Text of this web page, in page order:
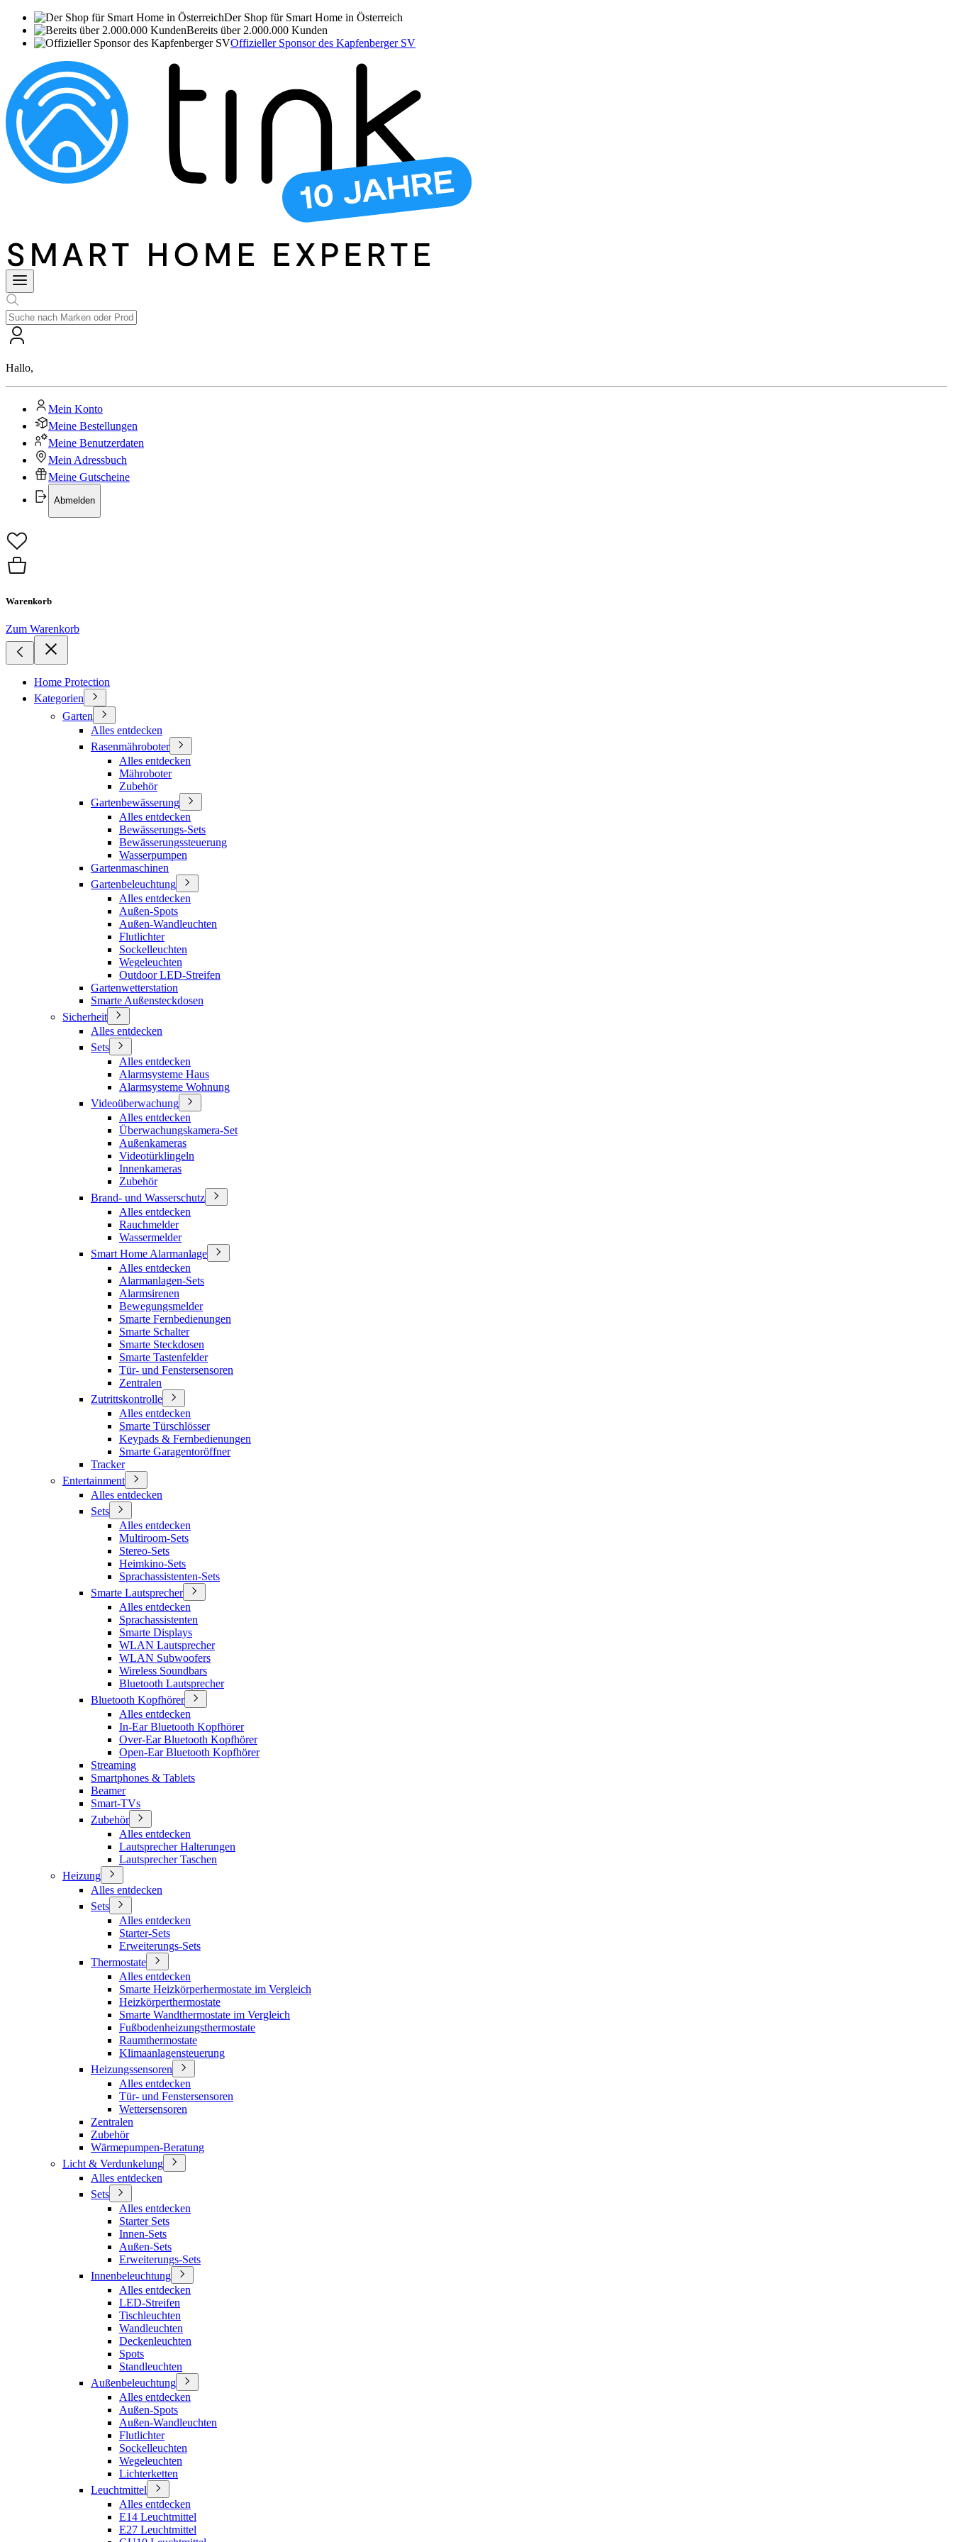
Der Shop für Smart Home in Österreich
Bereits über 2.000.000 Kunden
Offizieller Sponsor des Kapfenberger SV
Hallo,
Mein Konto
Meine Bestellungen
Meine Benutzerdaten
Mein Adressbuch
Meine Gutscheine
Abmelden
Warenkorb
Zum Warenkorb
Home Protection
Kategorien
Garten
Alles entdecken
Rasenmähroboter
Alles entdecken
Mähroboter
Zubehör
Gartenbewässerung
Alles entdecken
Bewässerungs-Sets
Bewässerungssteuerung
Wasserpumpen
Gartenmaschinen
Gartenbeleuchtung
Alles entdecken
Außen-Spots
Außen-Wandleuchten
Flutlichter
Sockelleuchten
Wegeleuchten
Outdoor LED-Streifen
Gartenwetterstation
Smarte Außensteckdosen
Sicherheit
Alles entdecken
Sets
Alles entdecken
Alarmsysteme Haus
Alarmsysteme Wohnung
Videoüberwachung
Alles entdecken
Überwachungskamera-Set
Außenkameras
Videotürklingeln
Innenkameras
Zubehör
Brand- und Wasserschutz
Alles entdecken
Rauchmelder
Wassermelder
Smart Home Alarmanlage
Alles entdecken
Alarmanlagen-Sets
Alarmsirenen
Bewegungsmelder
Smarte Fernbedienungen
Smarte Schalter
Smarte Steckdosen
Smarte Tastenfelder
Tür- und Fenstersensoren
Zentralen
Zutrittskontrolle
Alles entdecken
Smarte Türschlösser
Keypads & Fernbedienungen
Smarte Garagentoröffner
Tracker
Entertainment
Alles entdecken
Sets
Alles entdecken
Multiroom-Sets
Stereo-Sets
Heimkino-Sets
Sprachassistenten-Sets
Smarte Lautsprecher
Alles entdecken
Sprachassistenten
Smarte Displays
WLAN Lautsprecher
WLAN Subwoofers
Wireless Soundbars
Bluetooth Lautsprecher
Bluetooth Kopfhörer
Alles entdecken
In-Ear Bluetooth Kopfhörer
Over-Ear Bluetooth Kopfhörer
Open-Ear Bluetooth Kopfhörer
Streaming
Smartphones & Tablets
Beamer
Smart-TVs
Zubehör
Alles entdecken
Lautsprecher Halterungen
Lautsprecher Taschen
Heizung
Alles entdecken
Sets
Alles entdecken
Starter-Sets
Erweiterungs-Sets
Thermostate
Alles entdecken
Smarte Heizkörperhermostate im Vergleich
Heizkörperthermostate
Smarte Wandthermostate im Vergleich
Fußbodenheizungsthermostate
Raumthermostate
Klimaanlagensteuerung
Heizungssensoren
Alles entdecken
Tür- und Fenstersensoren
Wettersensoren
Zentralen
Zubehör
Wärmepumpen-Beratung
Licht & Verdunkelung
Alles entdecken
Sets
Alles entdecken
Starter Sets
Innen-Sets
Außen-Sets
Erweiterungs-Sets
Innenbeleuchtung
Alles entdecken
LED-Streifen
Tischleuchten
Wandleuchten
Deckenleuchten
Spots
Standleuchten
Außenbeleuchtung
Alles entdecken
Außen-Spots
Außen-Wandleuchten
Flutlichter
Sockelleuchten
Wegeleuchten
Lichterketten
Leuchtmittel
Alles entdecken
E14 Leuchtmittel
E27 Leuchtmittel